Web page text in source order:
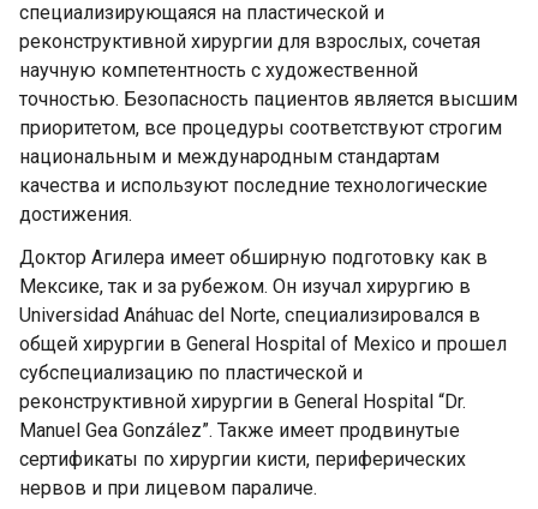
специализирующаяся на пластической и
реконструктивной хирургии для взрослых, сочетая
научную компетентность с художественной
точностью. Безопасность пациентов является высшим
приоритетом, все процедуры соответствуют строгим
национальным и международным стандартам
качества и используют последние технологические
достижения.
Доктор Агилера имеет обширную подготовку как в
Мексике, так и за рубежом. Он изучал хирургию в
Universidad Anáhuac del Norte, специализировался в
общей хирургии в General Hospital of Mexico и прошел
субспециализацию по пластической и
реконструктивной хирургии в General Hospital “Dr.
Manuel Gea González”. Также имеет продвинутые
сертификаты по хирургии кисти, периферических
нервов и при лицевом параличе.